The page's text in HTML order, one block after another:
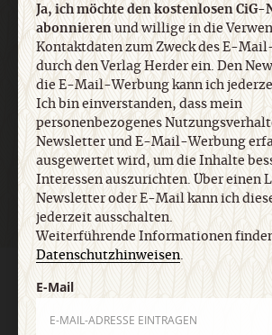
E-Mail
AGB und Widerrufsbelehrung
Impressum
Ja, ich möchte den kostenlosen
abonnierenund willige in die
Kontaktdaten zum Zweck des E-
durch den Verlag Herder ein. Den
die E-Mail-Werbung kann ich
Ich bin einverstanden, dass mein
personenbezogenes
Newsletter und E-Mail-Werbung
ausgewertet wird, um die Inhalte
Interessen auszurichten. Über einen
Newsletter oder E-Mail kann ich
jederzeit ausschalten.
Weiterführende Informationen
Datenschutzhinweisen.
E-Mail